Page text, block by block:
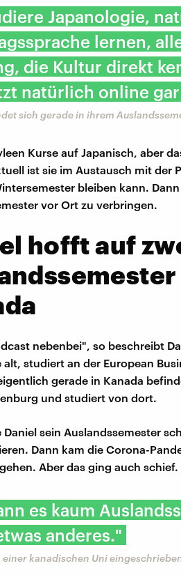
Japanologie,
lernen,
die Kultur direkt
natürlich online
sich gerade in ihrem
Kurse auf Japanisch, aber
ist sie im Austausch mit der
bleiben kann.
vor Ort zu verbringen.
hofft auf
nebenbei", so beschreibt
alt, studiert an der European
gerade in Kanada
und studiert von dort.
Daniel sein Auslandssemester
Dann kam die Corona-
Aber das ging auch schief.
es kaum
anderes."
einer kanadischen Uni